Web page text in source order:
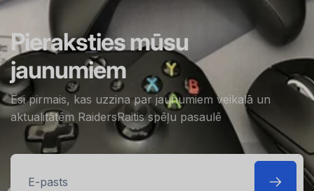
Pieraksties mūsu
jaunumiem
Esi pirmais, kas uzzina par jaunumiem veikalā un
aktualitātēm RaidersRaitis spēļu pasaulē